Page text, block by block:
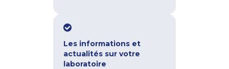
Les informations et
actualités sur votre
laboratoire